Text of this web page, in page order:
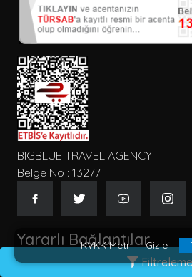
Filtreleme
Kişi Sayısı
Konum
Tip
Gecelik Fiyat
BIGBLUE TRAVEL AGENCY
Belge No : 13277
Yararlı Bağlantılar
KVKK Metni Gizle